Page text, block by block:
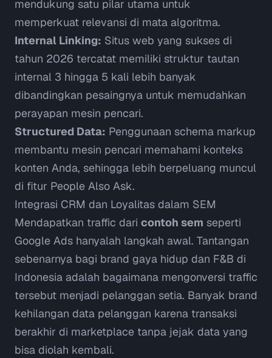
mendukung satu pilar utama untuk
memperkuat relevansi di mata algoritma.
Internal Linking: Situs web yang sukses di
tahun 2026 tercatat memiliki struktur tautan
internal 3 hingga 5 kali lebih banyak
dibandingkan pesaingnya untuk memudahkan
perayapan mesin pencari.
Structured Data: Penggunaan schema markup
membantu mesin pencari memahami konteks
konten Anda, sehingga lebih berpeluang muncul
di fitur People Also Ask.
Integrasi CRM dan Loyalitas dalam SEM
Mendapatkan traffic dari contoh sem seperti
Google Ads hanyalah langkah awal. Tantangan
sebenarnya bagi brand gaya hidup dan F&B di
Indonesia adalah bagaimana mengonversi traffic
tersebut menjadi pelanggan setia. Banyak brand
kehilangan data pelanggan karena transaksi
berakhir di marketplace tanpa jejak data yang
bisa diolah kembali.